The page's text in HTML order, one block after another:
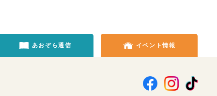
あおぞら通信 イベント情報